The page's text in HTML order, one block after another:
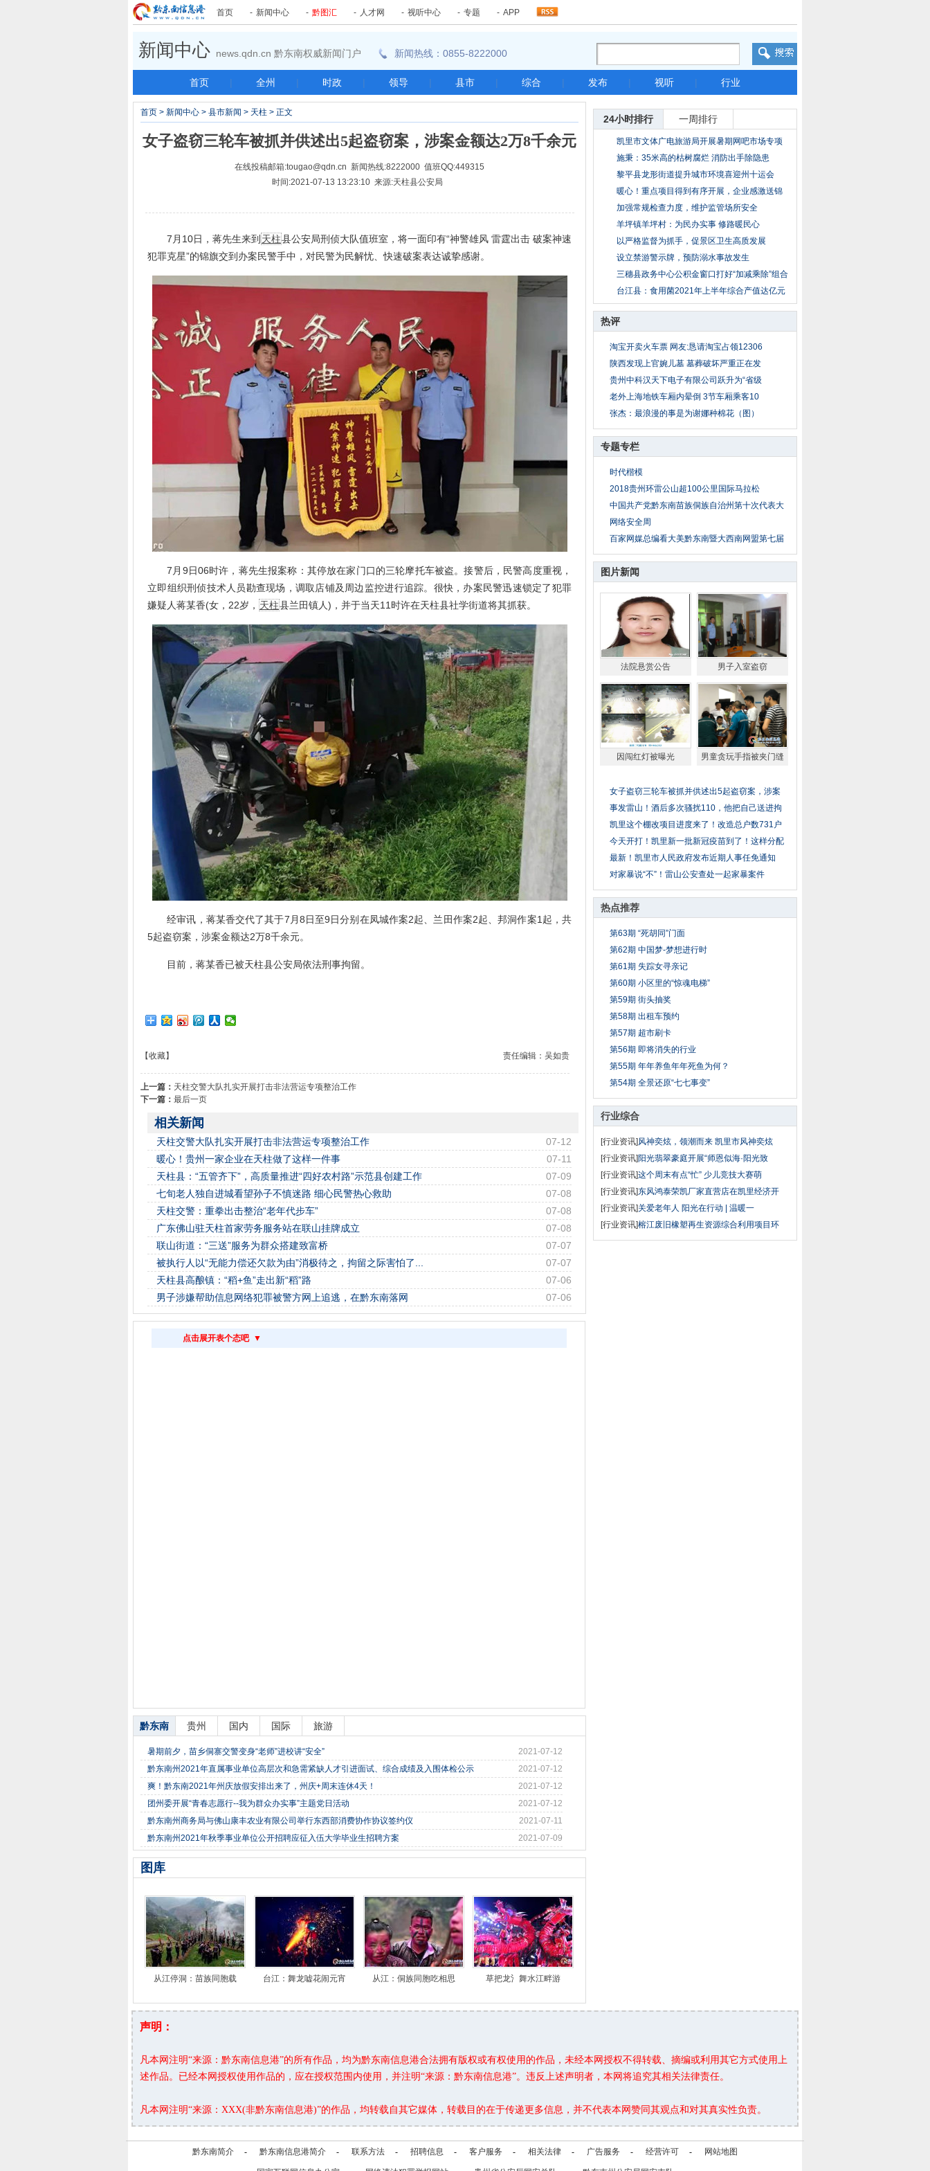
首页 - 新闻中心 - 黔图汇 - 人才网 - 视听中心 - 专题 - APP
新闻中心 news.qdn.cn 黔东南权威新闻门户 新闻热线：0855-8222000
首页 | 全州 | 时政 | 领导 | 县市 | 综合 | 发布 | 视听 | 行业
24小时排行 一周排行
凯里市文体广电旅游局开展暑期网吧市场专项
整治
施秉：35米高的枯树腐烂 消防出手除隐患
黎平县龙形街道提升城市环境喜迎州十运会
暖心！重点项目得到有序开展，企业感激送锦
旗！
加强常规检查力度，维护监管场所安全
羊坪镇羊坪村：为民办实事 修路暖民心
以严格监督为抓手，促景区卫生高质发展
设立禁游警示牌，预防溺水事故发生
三穗县政务中心公积金窗口打好“加减乘除”组合
台江县：食用菌2021年上半年综合产值达亿元
热评
淘宝开卖火车票 网友:恳请淘宝占领12306
陕西发现上官婉儿墓 墓葬破坏严重正在发
贵州中科汉天下电子有限公司跃升为“省级
老外上海地铁车厢内晕倒 3节车厢乘客10
张杰：最浪漫的事是为谢娜种棉花（图）
专题专栏
时代楷模
2018贵州环雷公山超100公里国际马拉松
中国共产党黔东南苗族侗族自治州第十次代表大
网络安全周
百家网媒总编看大美黔东南暨大西南网盟第七届
图片新闻
法院悬赏公告 男子入室盗窃
因闯红灯被曝光 男童贪玩手指被夹门缝
女子盗窃三轮车被抓并供述出5起盗窃案，涉案
事发雷山！酒后多次骚扰110，他把自己送进拘
凯里这个棚改项目进度来了！改造总户数731户
今天开打！凯里新一批新冠疫苗到了！这样分配
最新！凯里市人民政府发布近期人事任免通知
对家暴说“不”！雷山公安查处一起家暴案件
热点推荐
第63期 “死胡同”门面
第62期 中国梦-梦想进行时
第61期 失踪女寻亲记
第60期 小区里的“惊魂电梯”
第59期 街头抽奖
第58期 出租车预约
第57期 超市刷卡
第56期 即将消失的行业
第55期 年年养鱼年年死鱼为何？
第54期 全景还原“七七事变”
行业综合
[行业资讯]风神奕炫，领潮而来 凯里市风神奕炫
[行业资讯]阳光翡翠豪庭开展“师恩似海·阳光致
[行业资讯]这个周末有点“忙” 少儿竞技大赛萌
[行业资讯]东风鸿泰荣凯厂家直营店在凯里经济开
[行业资讯]关爱老年人 阳光在行动 | 温暖一
[行业资讯]榕江废旧橡塑再生资源综合利用项目环
首页 > 新闻中心 > 县市新闻 > 天柱 > 正文
女子盗窃三轮车被抓并供述出5起盗窃案，涉案金额达2万8千余元
在线投稿邮箱:tougao@qdn.cn 新闻热线:8222000 值班QQ:449315
时间:2021-07-13 13:23:10 来源:天柱县公安局
7月10日，蒋先生来到 天柱县公安局刑侦大队值班室，将一面印有“神警雄风 雷霆出击 破案神速
犯罪克星”的锦旗交到办案民警手中，对民警为民解忧、快速破案表达诚挚感谢。
7月9日06时许，蒋先生报案称：其停放在家门口的三轮摩托车被盗。接警后，民警高度重视，
立即组织刑侦技术人员勘查现场，调取店铺及周边监控进行追踪。很快，办案民警迅速锁定了犯罪
嫌疑人蒋某香(女，22岁， 天柱县兰田镇人)，并于当天11时许在天柱县社学街道将其抓获。
经审讯，蒋某香交代了其于7月8日至9日分别在凤城作案2起、兰田作案2起、邦洞作案1起，共
5起盗窃案，涉案金额达2万8千余元。
目前，蒋某香已被天柱县公安局依法刑事拘留。
责任编辑：吴如贵
【收藏】
上一篇： 天柱交警大队扎实开展打击非法营运专项整治工作
下一篇： 最后一页
相关新闻
07-12
天柱交警大队扎实开展打击非法营运专项整治工作
07-11
暖心！贵州一家企业在天柱做了这样一件事
07-09
天柱县：“五管齐下”，高质量推进“四好农村路”示范县创建工作
07-08
七旬老人独自进城看望孙子不慎迷路 细心民警热心救助
07-08
天柱交警：重拳出击整治“老年代步车”
07-08
广东佛山驻天柱首家劳务服务站在联山挂牌成立
07-07
联山街道：“三送”服务为群众搭建致富桥
07-07
被执行人以“无能力偿还欠款为由”消极待之，拘留之际害怕了...
07-06
天柱县高酿镇：“稻+鱼”走出新“稻”路
07-06
男子涉嫌帮助信息网络犯罪被警方网上追逃，在黔东南落网
点击展开表个态吧 ▼
黔东南 贵州 国内 国际 旅游
2021-07-12
暑期前夕，苗乡侗寨交警变身“老师”进校讲“安全”
2021-07-12
黔东南州2021年直属事业单位高层次和急需紧缺人才引进面试、综合成绩及入围体检公示
2021-07-12
爽！黔东南2021年州庆放假安排出来了，州庆+周末连休4天！
2021-07-12
团州委开展“青春志愿行--我为群众办实事”主题党日活动
2021-07-11
黔东南州商务局与佛山康丰农业有限公司举行东西部消费协作协议签约仪
2021-07-09
黔东南州2021年秋季事业单位公开招聘应征入伍大学毕业生招聘方案
图库
从江停洞：苗族同胞载 台江：舞龙嘘花闹元宵 从江：侗族同胞吃相思 草把龙氵舞水江畔游
声明：
凡本网注明“来源：黔东南信息港”的所有作品，均为黔东南信息港合法拥有版权或有权使用的作品，未经本网授权不得转载、摘编或利用其它方式使用上
述作品。已经本网授权使用作品的，应在授权范围内使用，并注明“来源：黔东南信息港”。违反上述声明者，本网将追究其相关法律责任。
凡本网注明“来源：XXX(非黔东南信息港)”的作品，均转载自其它媒体，转载目的在于传递更多信息，并不代表本网赞同其观点和对其真实性负责。
黔东南简介 - 黔东南信息港简介 - 联系方法 - 招聘信息 - 客户服务 - 相关法律 - 广告服务 - 经营许可 - 网站地图